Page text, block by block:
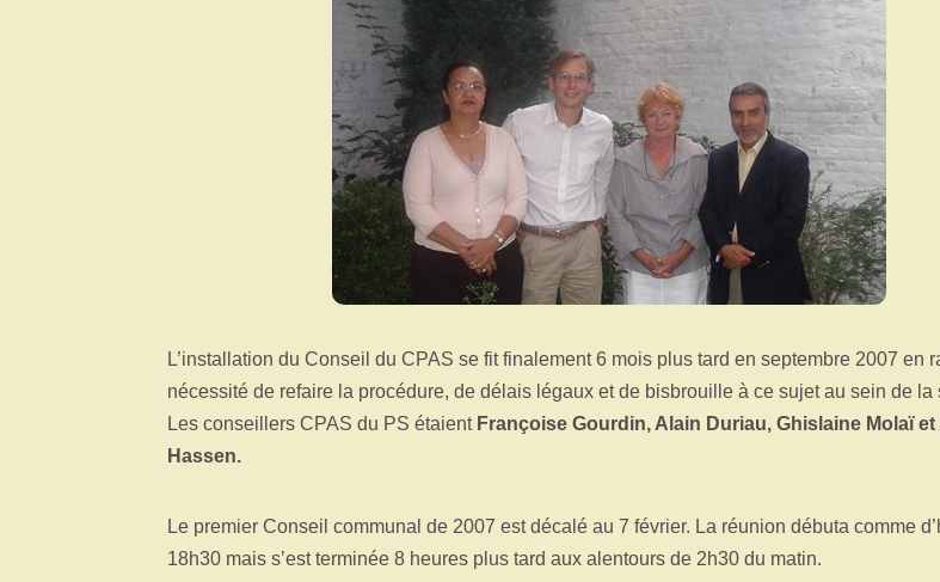
L’installation du Conseil du CPAS se fit finalement 6 mois plus tard en septembre 2007 en
nécessité de refaire la procédure, de délais légaux et de bisbrouille à ce sujet au sein de la
Les conseillers CPAS du PS étaient Françoise Gourdin, Alain Duriau, Ghislaine Molaï
Hassen.
Le premier Conseil communal de 2007 est décalé au 7 février. La réunion débuta comme
18h30 mais s’est terminée 8 heures plus tard aux alentours de 2h30 du matin.